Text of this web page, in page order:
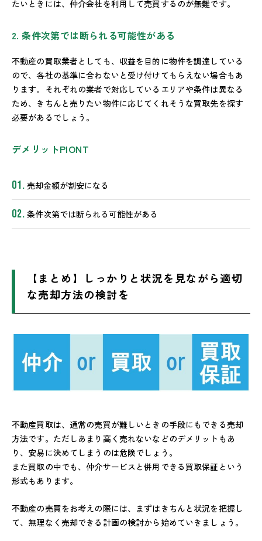
たいときには、仲介会社を利用して売買するのが無難です。
2. 条件次第では断られる可能性がある
不動産の買取業者としても、収益を目的に物件を調達している
ので、各社の基準に合わないと受け付けてもらえない場合もあ
ります。それぞれの業者で対応しているエリアや条件は異なる
ため、きちんと売りたい物件に応じてくれそうな買取先を探す
必要があるでしょう。
デメリットPIONT
売却金額が割安になる
条件次第では断られる可能性がある
【まとめ】しっかりと状況を見ながら適切
な売却方法の検討を
不動産買取は、通常の売買が難しいときの手段にもできる売却
方法です。ただしあまり高く売れないなどのデメリットもあ
り、安易に決めてしまうのは危険でしょう。
また買取の中でも、仲介サービスと併用できる買取保証という
形式もあります。
不動産の売買をお考えの際には、まずはきちんと状況を把握し
て、無理なく売却できる計画の検討から始めていきましょう。